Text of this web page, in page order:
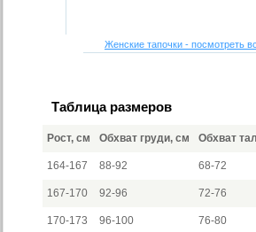
Женские тапочки - посмотреть
Таблица размеров
Рост, см Обхват груди, см Обхват
164-167 88-92 68-72
167-170 92-96 72-76
170-173 96-100 76-80